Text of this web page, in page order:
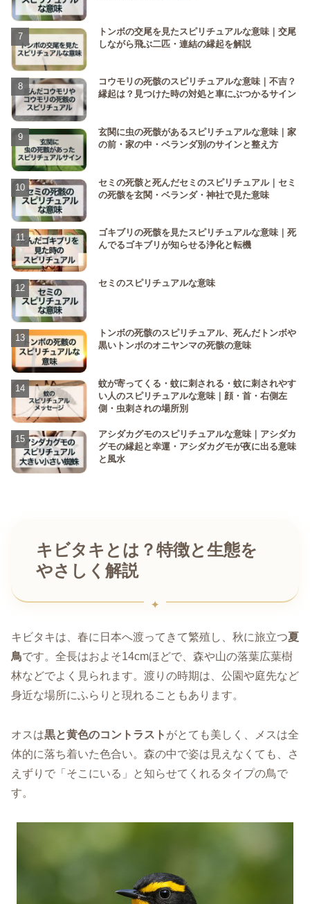
トンボの交尾を見たスピリチュアルな意味｜交尾
しながら飛ぶ二匹・連結の縁起を解説
コウモリの死骸のスピリチュアルな意味｜不吉？
縁起は？見つけた時の対処と車にぶつかるサイン
玄関に虫の死骸があるスピリチュアルな意味｜家
の前・家の中・ベランダ別のサインと整え方
セミの死骸と死んだセミのスピリチュアル｜セミ
の死骸を玄関・ベランダ・神社で見た意味
ゴキブリの死骸を見たスピリチュアルな意味｜死
んでるゴキブリが知らせる浄化と転機
セミのスピリチュアルな意味
トンボの死骸のスピリチュアル、死んだトンボや
黒いトンボのオニヤンマの死骸の意味
蚊が寄ってくる・蚊に刺される・蚊に刺されやす
い人のスピリチュアルな意味｜顔・首・右側左
側・虫刺されの場所別
アシダカグモのスピリチュアルな意味｜アシダカ
グモの縁起と幸運・アシダカグモが夜に出る意味
と風水
キビタキとは？特徴と生態を
やさしく解説
キビタキは、春に日本へ渡ってきて繁殖し、秋に旅立つ夏
鳥です。全長はおよそ14cmほどで、森や山の落葉広葉樹
林などでよく見られます。渡りの時期は、公園や庭先など
身近な場所にふらりと現れることもあります。
オスは黒と黄色のコントラスト がとても美しく、メスは全
体的に落ち着いた色合い。森の中で姿は見えなくても、さ
えずりで「そこにいる」と知らせてくれるタイプの鳥で
す。